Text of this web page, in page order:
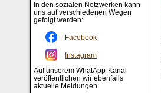
In den sozialen Netzwerken kann
uns auf verschiedenen Wegen
gefolgt werden:
Facebook
Instagram
Auf unserem WhatApp-Kanal
veröffentlichen wir ebenfalls
aktuelle Meldungen: